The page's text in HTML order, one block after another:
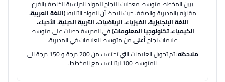
يبين المخطط متوسط معدلات النجاح للمواد الدراسية الخاصة بالفرع
مقارنه بالمديرية والضفة.حيث نلاحظ أن المواد التاليه: (اللغة العربية،
اللغة الإنجليزية، الفيزياء، الرياضيات، التربية الدينية، الأحياء،
الكيمياء، تكنولوجيا المعلومات) في المدرسة حصلت على متوسط
علامات نجاحأعلىمن متوسط العلامات في المديرية.
ملاحظه
: تم تحويل العلامات التي تحتسب من 200 درجة و 150 درجة الى
المتوسط 100 ليتناسب مع المخطط.